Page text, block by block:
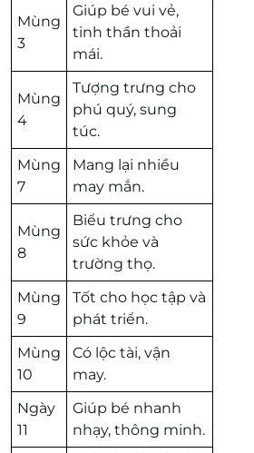
Mùng
3
Giúp bé vui vẻ,
tinh thần thoải
mái.
Mùng
4
Tượng trưng cho
phú quý, sung
túc.
Mùng
7
Mang lại nhiều
may mắn.
Mùng
8
Biểu trưng cho
sức khỏe và
trường thọ.
Mùng
9
Tốt cho học tập và
phát triển.
Mùng
10
Có lộc tài, vận
may.
Ngày
11
Giúp bé nhanh
nhạy, thông minh.